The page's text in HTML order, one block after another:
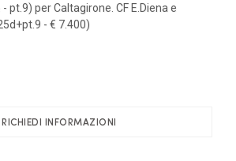
pt.9) per Caltagirone. CF E.Diena e
- € 7.400)
RICHIEDI INFORMAZIONI